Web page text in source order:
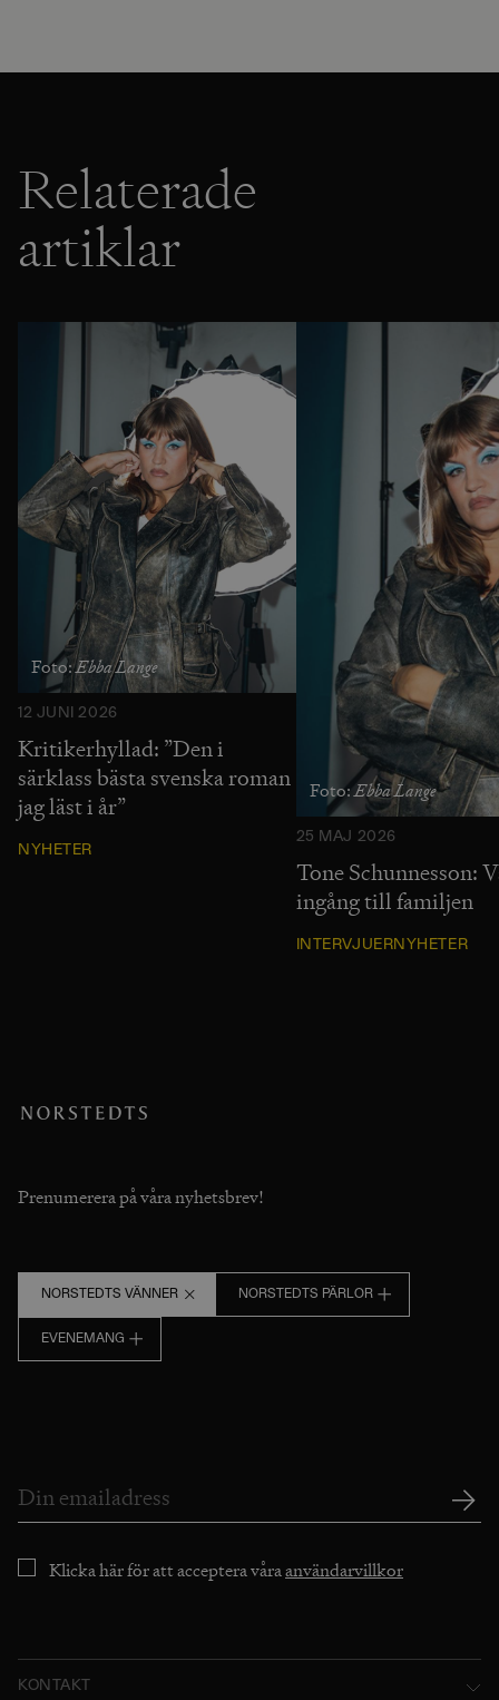
Relaterade
artiklar
Foto:Ebba Lange
12 JUNI 2026
Kritikerhyllad: ”Den i
särklass bästa svenska roman
jag läst i år”
NYHETER
Foto:Ebba Lange
25 MAJ 2026
Tone Schunnesson:
ingång till familjen
INTERVJUERNYHETER
Prenumerera på våra nyhetsbrev!
NORSTEDTS VÄNNER NORSTEDTS PÄRLOR
EVENEMANG
Klicka här för att acceptera våraanvändarvillkor
KONTAKT